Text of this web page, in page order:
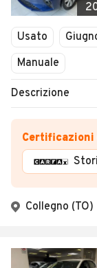
Usato
Manuale
Descrizione
Certificazioni
Collegno (TO)